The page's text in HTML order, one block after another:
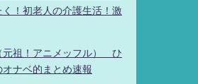
！初老人の介護生活！激
元祖！アニメッフル） ひ
オナベ的まとめ速報